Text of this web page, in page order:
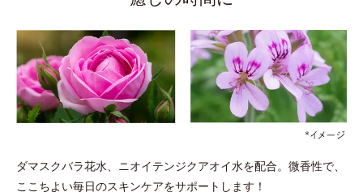
ダマスクバラ花水、ニオイテンジクアオイ水を配合。微香性で、
ここちよい毎日のスキンケアをサポートします！